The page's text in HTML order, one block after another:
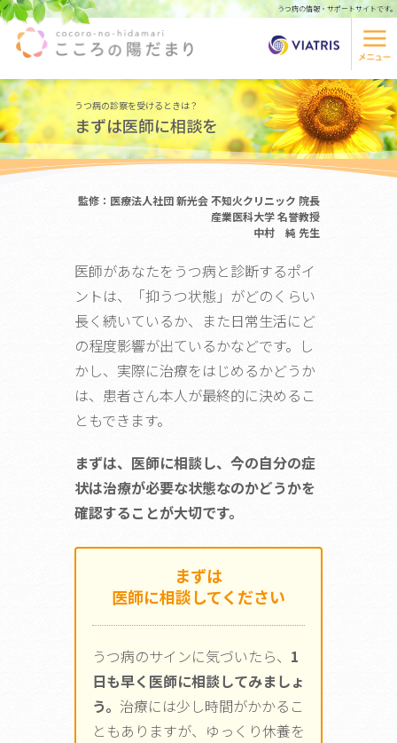
うつ病の情報・サポートサイトです。
うつ病の診察を受けるときは？
まずは医師に相談を
監修：医療法人社団 新光会 不知火クリニック 院長
産業医科大学 名誉教授
中村 純 先生
医師があなたをうつ病と診断するポイ
ントは、「抑うつ状態」がどのくらい
長く続いているか、また日常生活にど
の程度影響が出ているかなどです。し
かし、実際に治療をはじめるかどうか
は、患者さん本人が最終的に決めるこ
ともできます。
まずは、医師に相談し、今の自分の症
状は治療が必要な状態なのかどうかを
確認することが大切です。
まずは
医師に相談してください
うつ病のサインに気づいたら、 1
日も早く医師に相談してみましょ
う。 治療には少し時間がかかるこ
ともありますが、ゆっくり休養を